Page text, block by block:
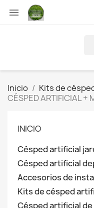

Inicio Kits de
CÉSPED ARTIFICIAL +
INICIO
Césped artificial
Césped artificial
Accesorios de
Kits de césped
Césped artificial